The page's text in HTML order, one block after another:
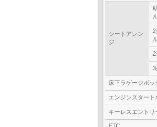
シートアレン
ジ
2
2
3
床下ラゲージボッ
エンジンスタート
キーレスエントリ